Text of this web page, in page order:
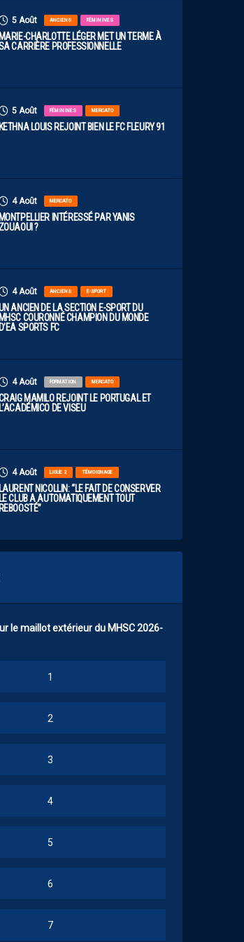
5 Août ANCIENS FÉMININES
MARIE-CHARLOTTE LÉGER MET UN TERME À
CARRIÈRE PROFESSIONNELLE
5 Août FÉMININES MERCATO
KETHNA LOUIS REJOINT BIEN LE FC FLEURY 91
4 Août MERCATO
MONTPELLIER INTÉRESSÉ PAR YANIS
ZOUAOUI ?
4 Août ANCIENS E-SPORT
ANCIEN DE LA SECTION E-SPORT DU
MHSC COURONNÉ CHAMPION DU MONDE
D’EA SPORTS FC
4 Août FORMATION MERCATO
MAMILO REJOINT LE PORTUGAL ET
L’ACADÉMICO DE VISEU
4 Août LIGUE 2 TÉMOIGNAGE
LAURENT NICOLLIN: “LE FAIT DE CONSERVER
LE CLUB A AUTOMATIQUEMENT TOUT
REBOOSTÉ”
le maillot extérieur du MHSC 2026-
1
2
3
4
5
6
7